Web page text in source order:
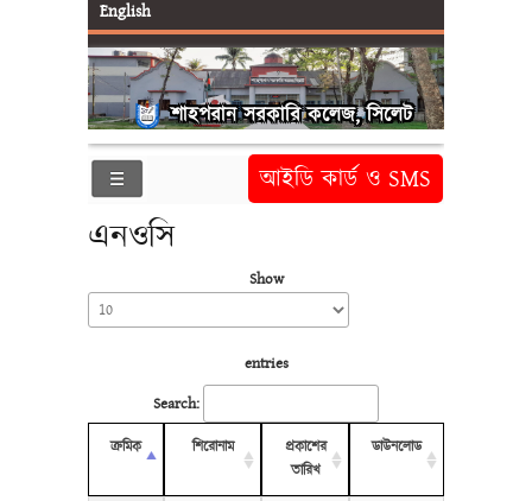
English
শাহপরান সরকারি কলেজ, সিলেট
আইডি কার্ড ও SMS
এনওসি
Show
entries
Search:
ক্রমিক শিরোনাম
প্রকাশের
তারিখ
ডাউনলোড